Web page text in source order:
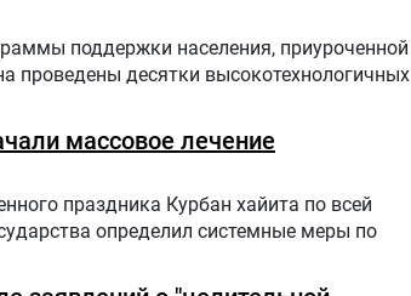
поддержки населения, приуроченной
проведены десятки высокотехнологичных
массовое лечение
праздника Курбан хайита по всей
определил системные меры по